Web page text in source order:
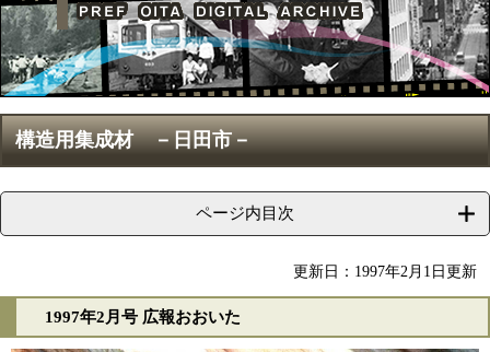
本
文構造用集成材 －日田市－
ページ内目次
更新日：1997年2月1日更新
1997年2月号 広報おおいた